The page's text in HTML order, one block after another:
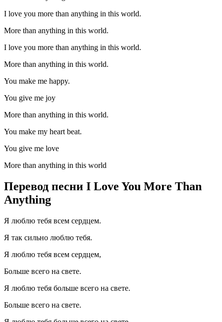
I love you more than anything in this world.
More than anything in this world.
I love you more than anything in this world.
More than anything in this world.
You make me happy.
You give me joy
More than anything in this world.
You make my heart beat.
You give me love
More than anything in this world
Перевод песни I Love You More Than
Anything
Я люблю тебя всем сердцем.
Я так сильно люблю тебя.
Я люблю тебя всем сердцем,
Больше всего на свете.
Я люблю тебя больше всего на свете.
Больше всего на свете.